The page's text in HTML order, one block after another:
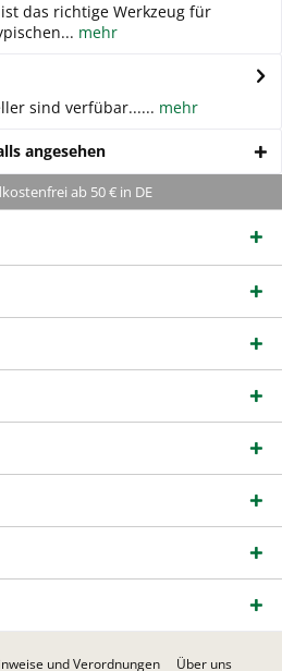
das richtige Werkzeug für
mehr
sind verfübar...... mehr
angesehen
ab 50 € in DE
und Verordnungen Über uns